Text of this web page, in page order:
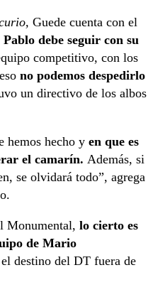
Guede cuenta con el
debe seguir con su
competitivo, con los
no podemos despedirlo
un directivo de los albos
hemos hecho y en que es
el camarín. Además, si
se olvidará todo”, agrega
Monumental, lo cierto es
de Mario
destino del DT fuera de